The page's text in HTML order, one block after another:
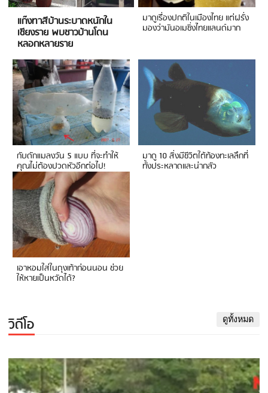
แก๊งทาสีบ้านระบาดหนักใน
เชียงราย พบชาวบ้านโดน
หลอกหลายราย
มาดูเรื่องปกติในเมืองไทย แต่ฝรั่ง
มองว่ามันอเมซิ่งไทยแลนด์มาก
กับดักแมลงวัน 5 แบบ ที่จะทำให้
คุณไม่ต้องปวดหัวอีกต่อไป!
มาดู 10 สิ่งมีชีวิตใต้ท้องทะเลลึกที่
ทั้งประหลาดและน่ากลัว
เอาหอมใส่ในถุงเท้าก่อนนอน ช่วย
ให้หายเป็นหวัดได้?
วิดีโอ ดูทั้งหมด